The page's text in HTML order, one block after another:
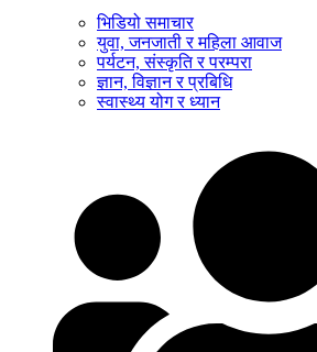
भिडियो समाचार
युवा, जनजाती र महिला आवाज
पर्यटन, संस्कृति र परम्परा
ज्ञान, विज्ञान र प्रबिधि
स्वास्थ्य योग र ध्यान